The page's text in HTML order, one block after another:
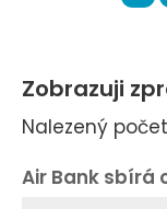
Zobrazuji
Nalezený
Air Bank sbírá